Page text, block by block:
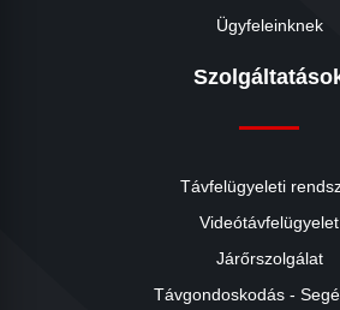
Ügyfeleinknek
Távfelügyeleti
Videótávfelügyelet
Járőrszolgálat
Távgondoskodás -